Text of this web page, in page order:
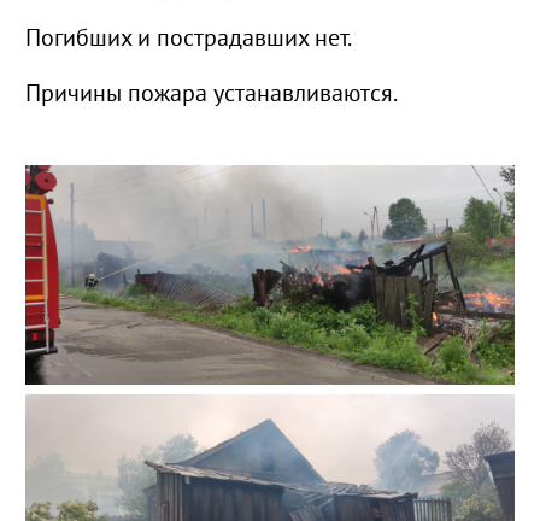
Погибших и пострадавших нет.
Причины пожара устанавливаются.